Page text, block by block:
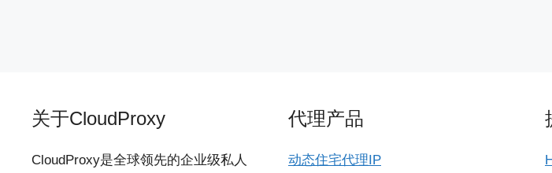
关于CloudProxy
CloudProxy是全球领先的企业级私人
代理产品
动态住宅代理IP